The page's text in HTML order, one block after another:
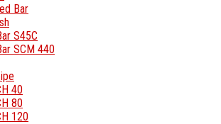
Bar
S45C
SCM 440
40
80
120